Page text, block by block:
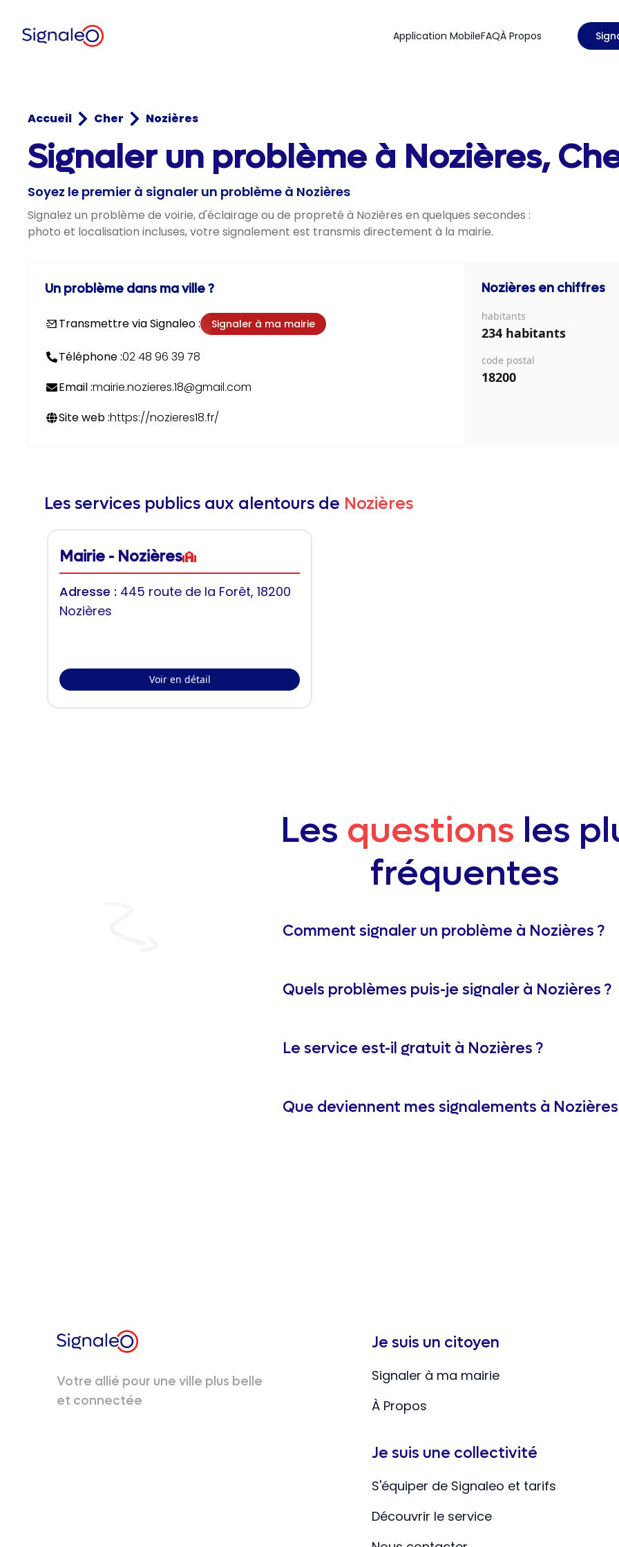
Application MobileFAQÀ Propos
Accueil Cher Nozières
Signaler un problème à Nozières,
Soyez le premier à signaler un problème à Nozières
Signalez un problème de voirie, d'éclairage ou de propreté à Nozières en quelques secondes :
photo et localisation incluses, votre signalement est transmis directement à la mairie.
Un problème dans ma ville ?
Transmettre via Signaleo : Signaler à ma mairie
Téléphone :02 48 96 39 78
Email :mairie.nozieres.18@gmail.com
Site web :https://nozieres18.fr/
Nozières en chiffres
habitants
234 habitants
code postal
18200
Les services publics aux alentours de Nozières
Mairie - Nozières
Adresse : 445 route de la Forêt, 18200
Nozières
Voir en détail
Les questions les
fréquentes
Comment signaler un problème à Nozières ?
Quels problèmes puis-je signaler à Nozières ?
Le service est-il gratuit à Nozières ?
Que deviennent mes signalements à Nozières
Votre allié pour une ville plus belle
et connectée
Je suis un citoyen
Signaler à ma mairie
À Propos
Je suis une collectivité
S'équiper de Signaleo et tarifs
Découvrir le service